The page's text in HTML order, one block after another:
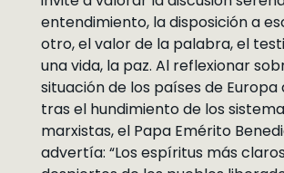
entendimiento, la disposición a
otro, el valor de la palabra, el
una vida, la paz. Al reflexionar
situación de los países de Europa
tras el hundimiento de los
marxistas, el Papa Emérito
advertía: “Los espíritus más